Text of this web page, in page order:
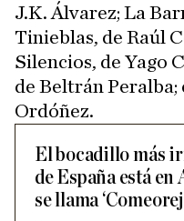
J.K. Álvarez; La
Tinieblas, de Raúl
Silencios, de Yago
de Beltrán
Ordóñez.
El bocadillo más
de España está en
se llama